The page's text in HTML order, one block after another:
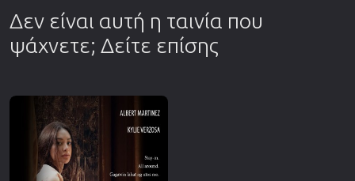
Δεν είναι αυτή η ταινία που
ψάχνετε; Δείτε επίσης